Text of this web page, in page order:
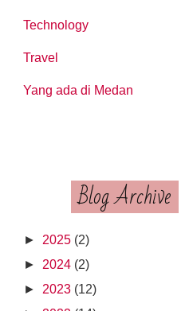
Technology
Travel
Yang ada di Medan
Blog Archive
► 2025 (2)
► 2024 (2)
► 2023 (12)